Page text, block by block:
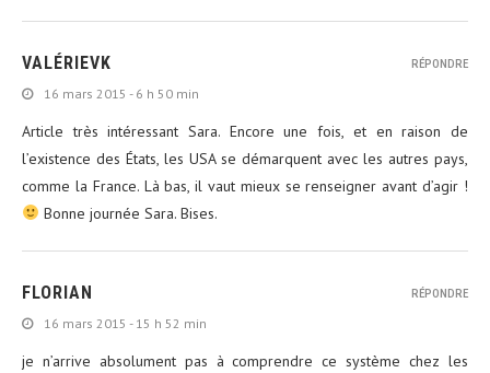
VALÉRIEVK
16 mars 2015 - 6 h 50 min
Article très intéressant Sara. Encore une fois, et en raison de
l’existence des États, les USA se démarquent avec les autres pays,
comme la France. Là bas, il vaut mieux se renseigner avant d’agir !
Bonne journée Sara. Bises.
RÉPONDRE
FLORIAN
16 mars 2015 - 15 h 52 min
je n’arrive absolument pas à comprendre ce système chez les
RÉPONDRE